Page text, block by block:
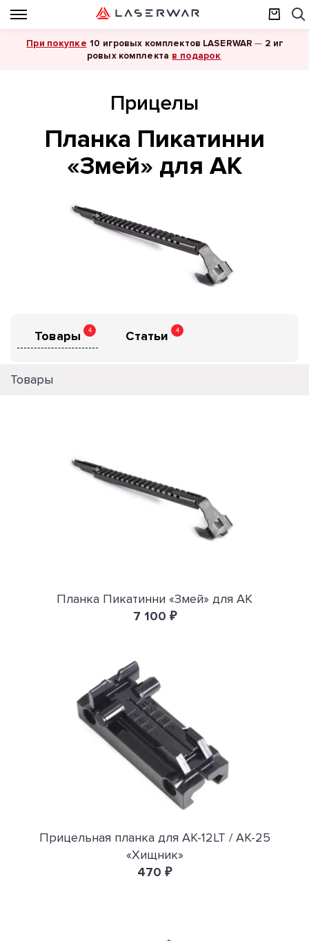
При покупке 10 игровых комплектов LASERWAR — 2 иг
ровых комплекта в подарок
Прицелы
Планка Пикатинни
«Змей» для АК
Товары 4 Статьи 4
Товары
Планка Пикатинни «Змей» для АК
7 100 ₽
Прицельная планка для АК-12LT / АК-25
«Хищник»
470 ₽